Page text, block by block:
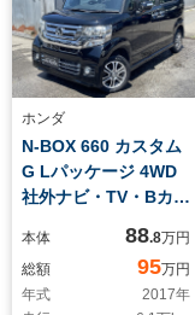
ホンダ
N-BOX 660 カスタム
G Lパッケージ 4WD
社外ナビ・TV・Bカメ
ター 左側パワースラ
イドドア 車検整備2
年付き スマートキ
本体 88.8万円
総額
95万円
年式
2017年